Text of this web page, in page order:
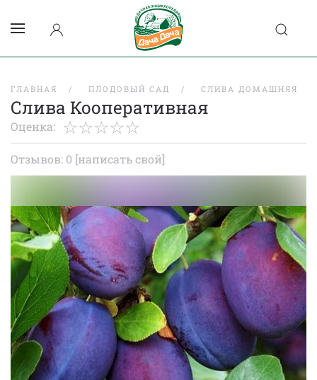
ГЛАВНАЯ ПЛОДОВЫЙ САД СЛИВА ДОМАШНЯЯ
Слива Кооперативная
Оценка:
Отзывов: 0 [написать свой]